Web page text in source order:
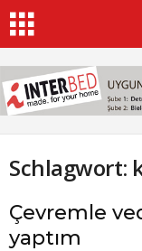
Schlagwort:
Çevremle
yaptım